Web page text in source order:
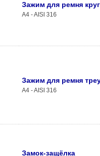
Зажим для ремня
A4 - AISI 316
Зажим для ремня
A4 - AISI 316
Замок-защёлка